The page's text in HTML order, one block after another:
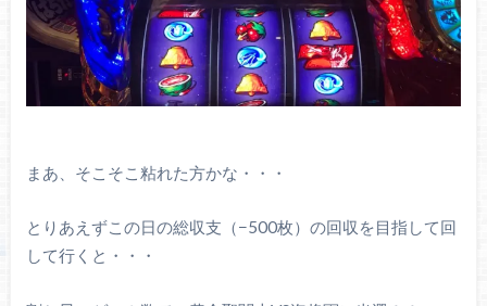
まあ、そこそこ粘れた方かな・・・
とりあえずこの日の総収支（−500枚）の回収を目指して回
して行くと・・・